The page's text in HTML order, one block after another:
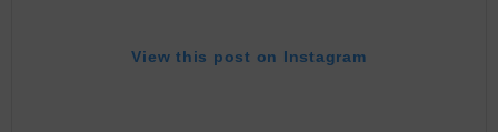
View this post on Instagram